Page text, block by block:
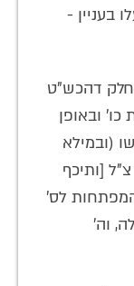
בעניין -
דהכש”ט
ובאופן
(ובמילא
[ותיכף
לס’
וה’